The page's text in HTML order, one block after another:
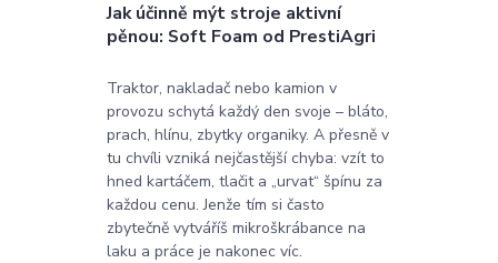
Jak účinně mýt stroje aktivní
pěnou: Soft Foam od PrestiAgri
Traktor, nakladač nebo kamion v
provozu schytá každý den svoje – bláto,
prach, hlínu, zbytky organiky. A přesně v
tu chvíli vzniká nejčastější chyba: vzít to
hned kartáčem, tlačit a „urvat“ špínu za
každou cenu. Jenže tím si často
zbytečně vytváříš mikroškrábance na
laku a práce je nakonec víc.